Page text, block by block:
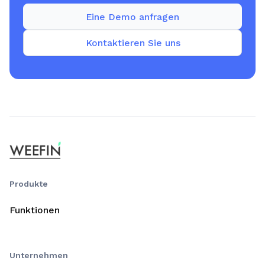
Kontaktieren Sie uns
Eine Demo anfragen
Produkte
Funktionen
Unternehmen